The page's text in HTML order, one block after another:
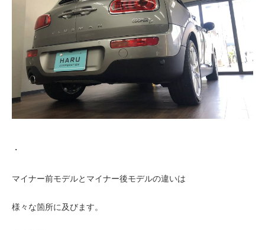
・
マイナー前モデルとマイナー後モデルの違いは
様々な箇所に及びます。